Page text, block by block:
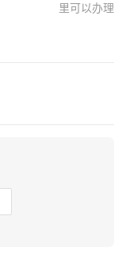
里可以办理